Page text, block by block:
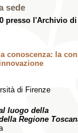
sede
presso l'Archivio
conoscenza: la
di Firenze
luogo della
Regione